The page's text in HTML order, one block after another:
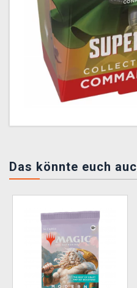
Das könnte euch